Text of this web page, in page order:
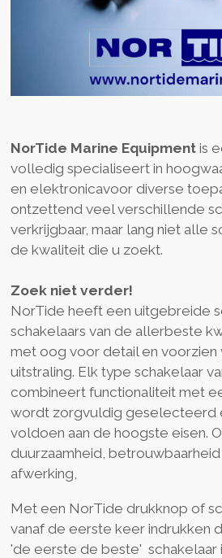
NorTide Marine Equipmentis
volledig specialiseert in
en elektronicavoor diverse
ontzettend veel verschillende
verkrijgbaar, maar lang niet alle
de kwaliteit die u zoekt.
Zoek niet verder!
NorTide heeft een uitgebreide
schakelaars van de allerbeste
met oog voor detail en voorzien
uitstraling. Elk type schakelaar
combineert functionaliteit met
wordt zorgvuldig geselecteerd
voldoen aan de hoogste eisen.
duurzaamheid,
afwerking,
Met een NorTide drukknop of
vanaf de eerste keer indrukken
'de eerste de beste' schakelaar